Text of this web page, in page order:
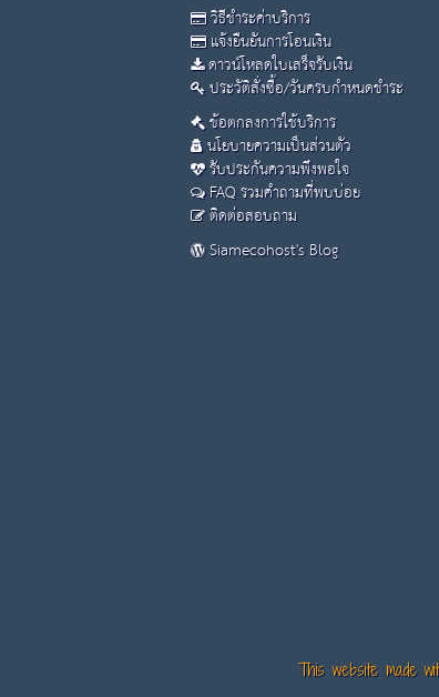
วิธีชำระค่าบริการ
แจ้งยืนยันการโอนเงิน
ดาวน์โหลดใบเสร็จรับเงิน
ประวัติสั่งซื้อ/วันครบกำหนดชำระ
ข้อตกลงการใช้บริการ
นโยบายความเป็นส่วนตัว
รับประกันความพึงพอใจ
FAQ รวมคำถามที่พบบ่อย
ติดต่อสอบถาม
Siamecohost's Blog
This website made